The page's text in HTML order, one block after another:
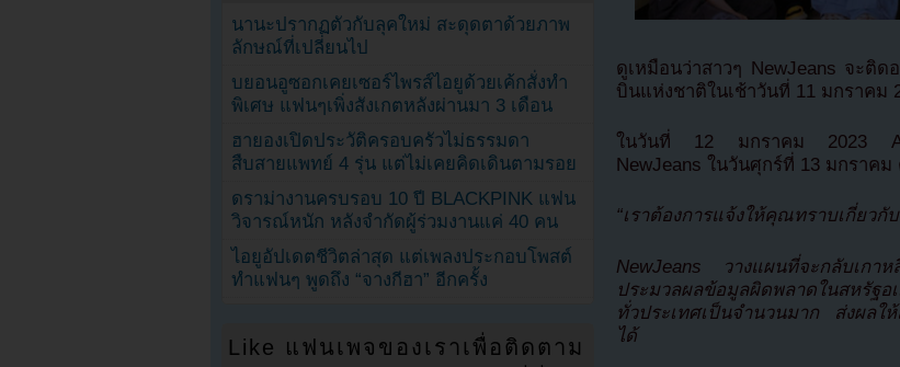
ดูเหมือนว่าสาวๆ NewJeans จะติด
บินแห่งชาติในเช้าวันที่ 11 มกราคม
ในวันที่ 12 มกราคม 2023
NewJeans ในวันศุกร์ที่ 13 มกราคม
“เราต้องการแจ้งให้คุณทราบเกี่ยวกั
NewJeans วางแผนที่จะกลับเกาห
ประมวลผลข้อมูลผิดพลาดในสหรัฐอ
ทั่วประเทศเป็นจำนวนมาก ส่งผลใ
ได้
นานะปรากฏตัวกับลุคใหม่ สะดุดตาด้วยภาพ
ลักษณ์ที่เปลี่ยนไป
บยอนอูซอกเคยเซอร์ไพรส์ไอยูด้วยเค้กสั่งทำ
พิเศษ แฟนๆเพิ่งสังเกตหลังผ่านมา 3 เดือน
ฮายองเปิดประวัติครอบครัวไม่ธรรมดา
สืบสายแพทย์ 4 รุ่น แต่ไม่เคยคิดเดินตามรอย
ดราม่างานครบรอบ 10 ปี BLACKPINK แฟน
วิจารณ์หนัก หลังจำกัดผู้ร่วมงานแค่ 40 คน
ไอยูอัปเดตชีวิตล่าสุด แต่เพลงประกอบโพสต์
ทำแฟนๆ พูดถึง “จางกีฮา” อีกครั้ง
Like แฟนเพจของเราเพื่อติดตาม